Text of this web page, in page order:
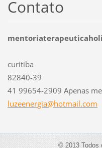
Contato
curitiba
82840-39
41 99654-2909 Apenas
luzeenergia@hotmail.com
© 2013 Todos